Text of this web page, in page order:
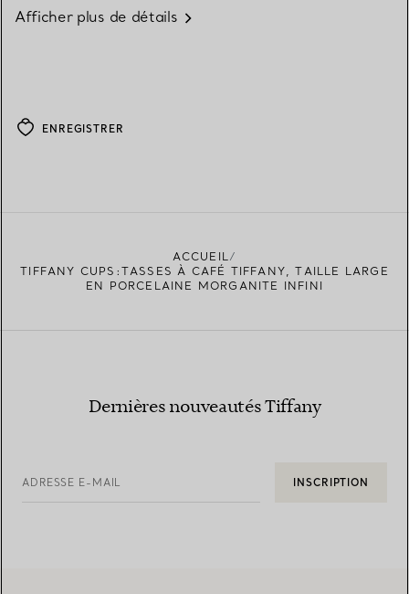
Afficher plus de détails
ENREGISTRER
ACCUEIL
TIFFANY CUPS:TASSES À CAFÉ TIFFANY, TAILLE LARGE
EN PORCELAINE MORGANITE INFINI
Dernières nouveautés Tiffany
ADRESSE E-MAIL INSCRIPTION